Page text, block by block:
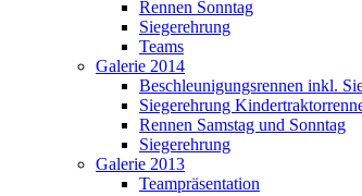
Rennen Sonntag
Siegerehrung
Teams
Galerie 2014
Beschleunigungsrennen inkl.
Siegerehrung
Rennen Samstag und Sonntag
Siegerehrung
Galerie 2013
Teampräsentation